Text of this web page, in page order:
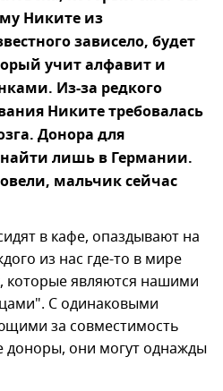
Никите из
зависело, будет
учит алфавит и
Из-за редкого
Никите требовалась
Донора для
лишь в Германии.
мальчик сейчас
в кафе, опаздывают на
из нас где-то в мире
которые являются нашими
С одинаковыми
за совместимость
доноры, они могут однажды